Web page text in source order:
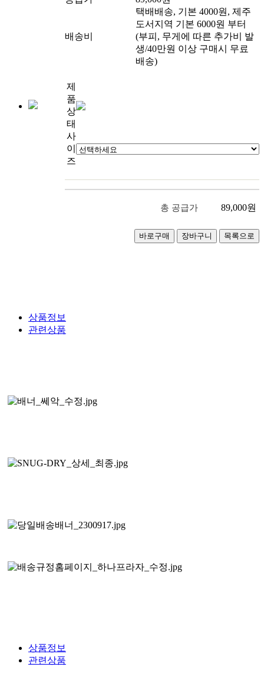
배송비
택배배송, 기본 4000원, 제주
도서지역 기본 6000원 부터
(부피, 무게에 따른 추가비 발
생/40만원 이상 구매시 무료
배송)
제
품
상
태
사
이
즈
총 공급가 89,000원
상품정보
관련상품
상품정보
관련상품